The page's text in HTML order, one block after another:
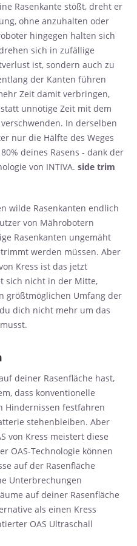
Rasenkante stößt, dreht er
ohne anzuhalten oder
hingegen halten sich
sich in zufällige
ist, sondern auch zu
der Kanten führen
Zeit damit verbringen,
unnötige Zeit mit dem
In derselben
nur die Hälfte des Weges
deines Rasens - dank der
von INTIVA. side trim
wilde Rasenkanten endlich
von Mährobotern
Rasenkanten ungemäht
werden müssen. Aber
Kress ist das jetzt
sich nicht in der Mitte,
größtmöglichen Umfang der
dich nicht mehr um das
deiner Rasenfläche hast,
dass konventionelle
Hindernissen festfahren
stehenbleiben. Aber
von Kress meistert diese
OAS-Technologie können
auf der Rasenfläche
Unterbrechungen
auf deiner Rasenfläche
als einen Kress
OAS Ultraschall